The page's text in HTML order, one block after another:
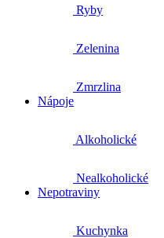
Ryby
Zelenina
Zmrzlina
Nápoje
Alkoholické
Nealkoholické
Nepotraviny
Kuchynka